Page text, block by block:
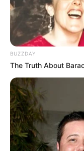
marcando ponto na
notícias em suas
BUZZDAY
The Truth About